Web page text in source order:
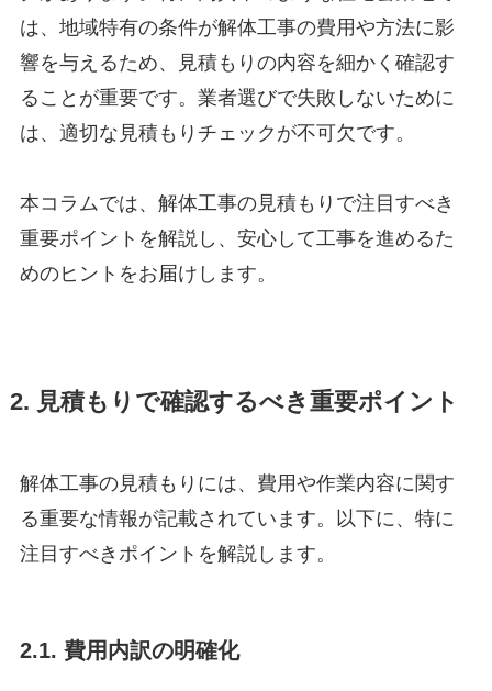
は、地域特有の条件が解体工事の費用や方法に影
響を与えるため、見積もりの内容を細かく確認す
ることが重要です。業者選びで失敗しないために
は、適切な見積もりチェックが不可欠です。
本コラムでは、解体工事の見積もりで注目すべき
重要ポイントを解説し、安心して工事を進めるた
めのヒントをお届けします。
2. 見積もりで確認するべき重要ポイント
解体工事の見積もりには、費用や作業内容に関す
る重要な情報が記載されています。以下に、特に
注目すべきポイントを解説します。
2.1. 費用内訳の明確化